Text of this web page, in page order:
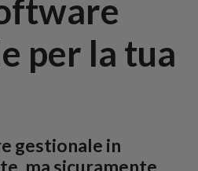
per la tua
gestionale in
ma sicuramente